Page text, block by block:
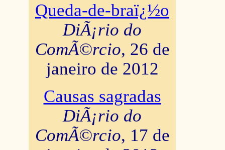
Queda-de-braï¿½o
DiÃ¡rio do
ComÃ©rcio, 26 de
janeiro de 2012
Causas sagradas
DiÃ¡rio do
ComÃ©rcio, 17 de